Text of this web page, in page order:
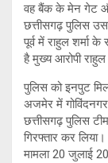
वह बैंक के मेन गेट और
छत्तीसगढ़ पुलिस
पूर्व में राहुल शर्मा
है मुख्य आरोपी राहुल
पुलिस को इनपुट
अजमेर में
छत्तीसगढ़ पुलिस
गिरफ्तार कर
मामला 20 जुलाई